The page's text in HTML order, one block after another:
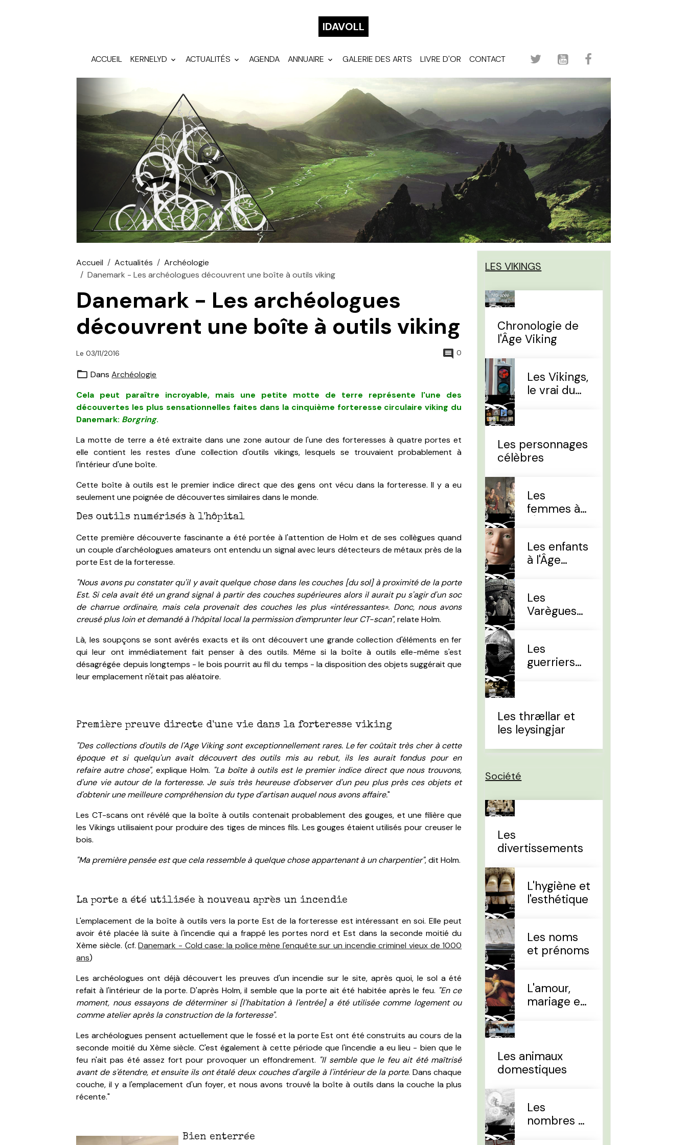
IDAVOLL
ACCUEIL KERNELYD ACTUALITÉS AGENDA ANNUAIRE GALERIE DES ARTS LIVRE D'OR CONTACT
Accueil Actualités
Archéologie
Danemark - Les archéologues découvrent une boîte à outils viking
Danemark - Les archéologues
découvrent une boîte à outils viking
Le 03/11/2016 0
DansArchéologie
Cela peut paraître incroyable, mais une petite motte de terre représente l'une des
découvertes les plus sensationnelles faites dans la cinquième forteresse circulaire viking du
Danemark: Borgring.
La motte de terre a été extraite dans une zone autour de l'une des forteresses à quatre portes et
elle contient les restes d'une collection d'outils vikings, lesquels se trouvaient probablement à
l'intérieur d'une boîte.
Cette boîte à outils est le premier indice direct que des gens ont vécu dans la forteresse. Il y a eu
seulement une poignée de découvertes similaires dans le monde.
Des outils numérisés à l'hôpital
Cette première découverte fascinante a été portée à l'attention de Holm et de ses collègues quand
un couple d'archéologues amateurs ont entendu un signal avec leurs détecteurs de métaux près de la
porte Est de la forteresse.
"Nous avons pu constater qu'il y avait quelque chose dans les couches [du sol] à proximité de la porte
Est. Si cela avait été un grand signal à partir des couches supérieures alors il aurait pu s'agir d'un soc
de charrue ordinaire, mais cela provenait des couches les plus «intéressantes». Donc, nous avons
creusé plus loin et demandé à l'hôpital local la permission d'emprunter leur CT-scan", relate Holm.
Là, les soupçons se sont avérés exacts et ils ont découvert une grande collection d'éléments en fer
qui leur ont immédiatement fait penser à des outils. Même si la boîte à outils elle-même s'est
désagrégée depuis longtemps - le bois pourrit au fil du temps - la disposition des objets suggérait que
leur emplacement n'était pas aléatoire.
Première preuve directe d'une vie dans la forteresse viking
"Des collections d'outils de l'Age Viking sont exceptionnellement rares. Le fer coûtait très cher à cette
époque et si quelqu'un avait découvert des outils mis au rebut, ils les aurait fondus pour en
refaire autre chose", explique Holm. "La boîte à outils est le premier indice direct que nous trouvons,
d'une vie autour de la forteresse. Je suis très heureuse d'observer d'un peu plus près ces objets et
d'obtenir une meilleure compréhension du type d'artisan auquel nous avons affaire."
Les CT-scans ont révélé que la boîte à outils contenait probablement des gouges, et une filière que
les Vikings utilisaient pour produire des tiges de minces fils. Les gouges étaient utilisés pour creuser le
bois.
"Ma première pensée est que cela ressemble à quelque chose appartenant à un charpentier", dit Holm.
La porte a été utilisée à nouveau après un incendie
L'emplacement de la boîte à outils vers la porte Est de la forteresse est intéressant en soi. Elle peut
avoir été placée là suite à l'incendie qui a frappé les portes nord et Est dans la seconde moitié du
Xème siècle. (cf.Danemark - Cold case: la police mène l'enquête sur un incendie criminel vieux de 1000
ans)
Les archéologues ont déjà découvert les preuves d'un incendie sur le site, après quoi, le sol a été
refait à l'intérieur de la porte. D'après Holm, il semble que la porte ait été habitée après le feu. "En ce
moment, nous essayons de déterminer si [l'habitation à l'entrée] a été utilisée comme logement ou
comme atelier après la construction de la forteresse".
Les archéologues pensent actuellement que le fossé et la porte Est ont été construits au cours de la
seconde moitié du Xème siècle. C'est également à cette période que l'incendie a eu lieu - bien que le
feu n'ait pas été assez fort pour provoquer un effondrement. "Il semble que le feu ait été maîtrisé
avant de s'étendre, et ensuite ils ont étalé deux couches d'argile à l'intérieur de la porte. Dans chaque
couche, il y a l'emplacement d'un foyer, et nous avons trouvé la boîte à outils dans la couche la plus
récente."
Bien enterrée
LES VIKINGS
Chronologie de
l'Âge Viking
Les Vikings,
le vrai du
Les personnages
célèbres
Les
femmes à
Les enfants
à l'Âge
Les
Varègues
Les
guerriers
Les thrællar et
les leysingjar
Société
Les
divertissements
L'hygiène et
l'esthétique
Les noms
et prénoms
L'amour,
mariage et
Les animaux
domestiques
Les
nombres et